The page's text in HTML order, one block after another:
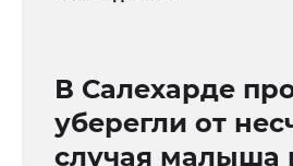
В Салехарде
уберегли от
случая малыша